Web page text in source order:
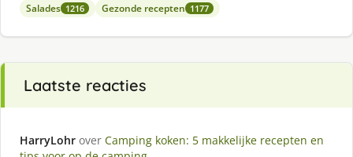
Salades 1216 Gezonde recepten 1177
Laatste reacties
HarryLohr over Camping koken: 5 makkelijke recepten en